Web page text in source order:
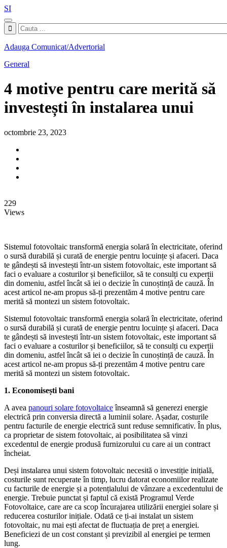
SI
Adauga Comunicat/Advertorial
General
4 motive pentru care merită să
investești în instalarea unui
octombrie 23, 2023
229
Views
Sistemul fotovoltaic transformă energia solară în electricitate, oferind
o sursă durabilă și curată de energie pentru locuințe și afaceri. Daca
te gândești să investești într-un sistem fotovoltaic, este important să
faci o evaluare a costurilor și beneficiilor, să te consulți cu experții
din domeniu, astfel încât să iei o decizie în cunoștință de cauză. În
acest articol ne-am propus să-ți prezentăm 4 motive pentru care
merită să montezi un sistem fotovoltaic.
Sistemul fotovoltaic transformă energia solară în electricitate, oferind
o sursă durabilă și curată de energie pentru locuințe și afaceri. Daca
te gândești să investești într-un sistem fotovoltaic, este important să
faci o evaluare a costurilor și beneficiilor, să te consulți cu experții
din domeniu, astfel încât să iei o decizie în cunoștință de cauză. În
acest articol ne-am propus să-ți prezentăm 4 motive pentru care
merită să montezi un sistem fotovoltaic.
1. Economisești bani
A avea panouri solare fotovoltaiceînseamnă să generezi energie
electrică prin conversia directă a luminii solare. Așadar, costurile
pentru facturile de energie electrică sunt reduse semnificativ. În plus,
ca proprietar de sistem fotovoltaic, ai posibilitatea să vinzi
excedentul de energie produsă furnizorului cu care ai un contract
încheiat.
Deși instalarea unui sistem fotovoltaic necesită o investiție inițială,
costurile sunt recuperate în timp, lucru datorat economiilor realizate
cu facturile de energie și a potențialului de vânzare a excedentului de
energie. Trebuie punctat și faptul că există Programul Verde
Fotovoltaice, care are ca scop încurajarea utilizării energiei solare și
reducerea costurilor inițiale. Odată ce ți-ai instalat un sistem
fotovoltaic, nu mai ești afectat de fluctuația de preț a energiei.
Beneficiezi de un cost constant și previzibil al energiei pe termen
lung.